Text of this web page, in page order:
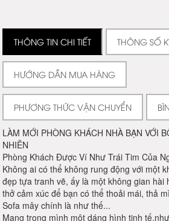
THÔNG TIN CHI TIẾT THÔNG SỐ
HƯỚNG DẪN MUA HÀNG
PHƯƠNG THỨC VẬN CHUYỂN
LÀM MỚI PHÒNG KHÁCH NHÀ BẠN VỚI
NHIÊN
Phòng Khách Được Ví Như Trái Tim Của
Không ai có thể không rung động với một
đẹp tựa tranh vẽ, ấy là một không gian hài
thở cảm xúc để bạn có thể thoải mái, thả
Sofa mây chính là như thế...
Mang trong mình một dáng hình tinh